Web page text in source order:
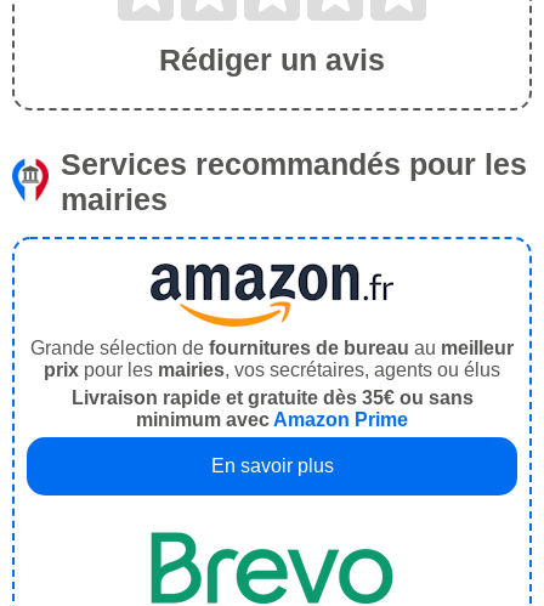
Rédiger un avis
Services recommandés pour les
mairies
Grande sélection de fournitures de bureau au meilleur
prix pour les mairies, vos secrétaires, agents ou élus
Livraison rapide et gratuite dès 35€ ou sans
minimum avecAmazon Prime
En savoir plus